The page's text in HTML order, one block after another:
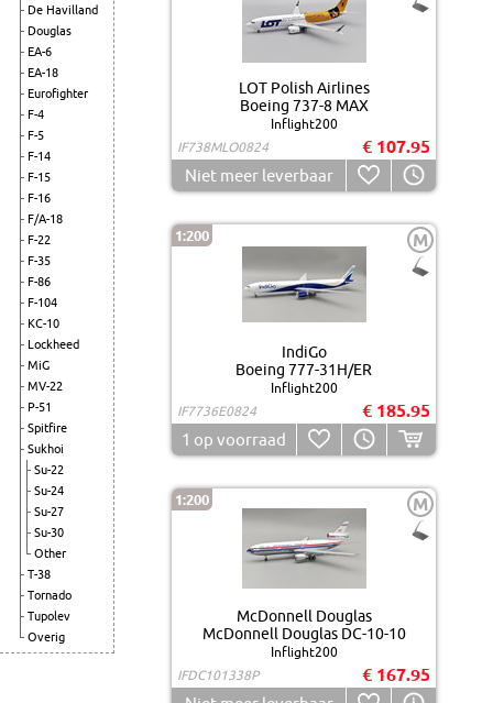
De Havilland
Douglas
EA-6
EA-18
Eurofighter
F-4
F-5
F-14
F-15
F-16
F/A-18
F-22
F-35
F-86
F-104
KC-10
Lockheed
MiG
MV-22
P-51
Spitfire
Sukhoi
Su-22
Su-24
Su-27
Su-30
Other
T-38
Tornado
Tupolev
Overig
LOT Polish Airlines
Boeing 737-8 MAX
Inflight200
IF738MLO0824
€ 107.95
Niet meer leverbaar
1:200 M
IndiGo
Boeing 777-31H/ER
Inflight200
IF7736E0824
€ 185.95
1 op voorraad
1:200 M
McDonnell Douglas
McDonnell Douglas DC-10-10
Inflight200
IFDC101338P
€ 167.95